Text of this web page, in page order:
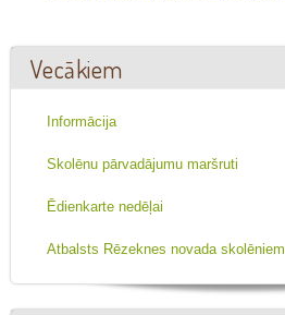
Vecākiem
Informācija
Skolēnu pārvadājumu maršruti
Ēdienkarte nedēļai
Atbalsts Rēzeknes novada skolēniem